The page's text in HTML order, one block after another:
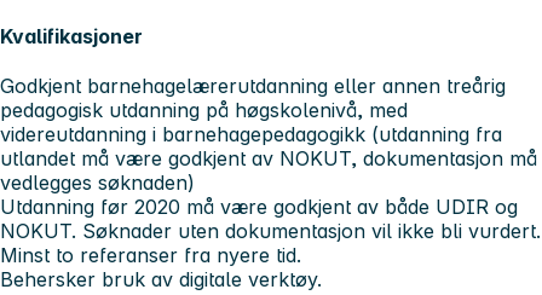
Kvalifikasjoner
Godkjent barnehagelærerutdanning eller annen treårig
pedagogisk utdanning på høgskolenivå, med
videreutdanning i barnehagepedagogikk (utdanning fra
utlandet må være godkjent av NOKUT, dokumentasjon må
vedlegges søknaden)
Utdanning før 2020 må være godkjent av både UDIR og
NOKUT. Søknader uten dokumentasjon vil ikke bli vurdert.
Minst to referanser fra nyere tid.
Behersker bruk av digitale verktøy.